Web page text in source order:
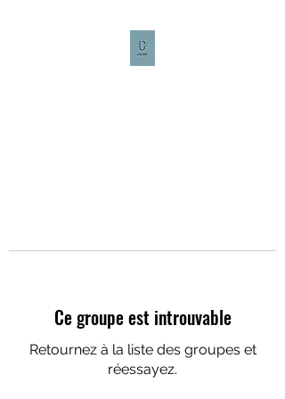
Ce groupe est introuvable
Retournez à la liste des groupes et
réessayez.